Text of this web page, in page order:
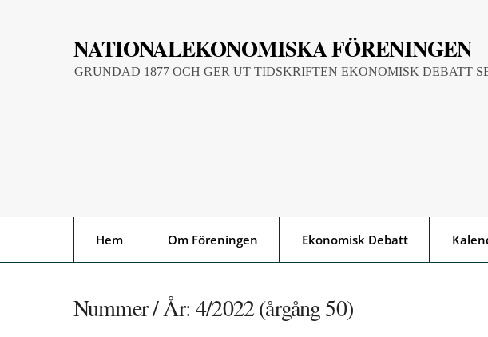
NATIONALEKONOMISKA FÖRENINGEN
GRUNDAD 1877 OCH GER UT TIDSKRIFTEN EKONOMISK DEBATT
Hem Om Föreningen Ekonomisk Debatt
Nummer / År:4/2022 (årgång 50)